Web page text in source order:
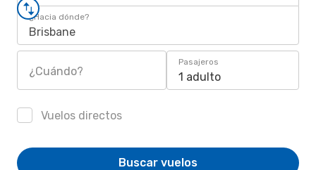
¿Hacia dónde?
Brisbane
¿Cuándo?
Pasajeros
1 adulto
Vuelos directos
Buscar vuelos